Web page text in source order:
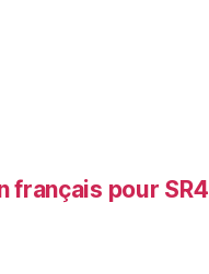
français pour SR4